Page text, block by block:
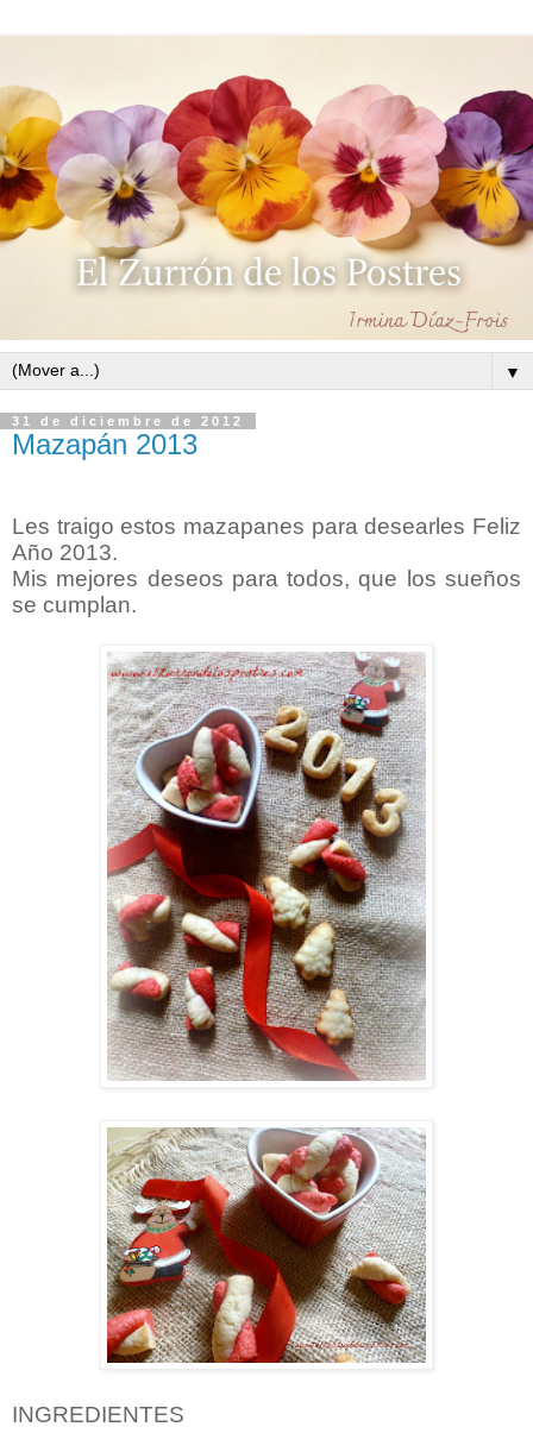
▼
31 de diciembre de 2012
Mazapán 2013
Les traigo estos mazapanes para desearles Feliz
Año 2013.
Mis mejores deseos para todos, que los sueños
se cumplan.
INGREDIENTES